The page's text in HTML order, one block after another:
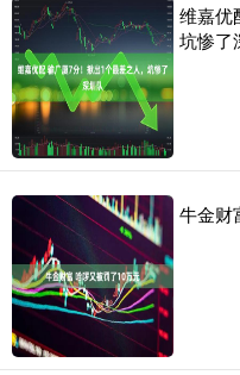
维嘉优
坑惨了
牛金财